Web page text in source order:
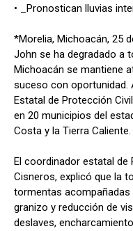
• _Pronostican lluvias
*Morelia, Michoacán, 25
John se ha degradado a
Michoacán se mantiene
suceso con oportunidad.
Estatal de Protección
en 20 municipios del
Costa y la Tierra Caliente.
El coordinador estatal de
Cisneros, explicó que la
tormentas acompañadas
granizo y reducción de
deslaves,